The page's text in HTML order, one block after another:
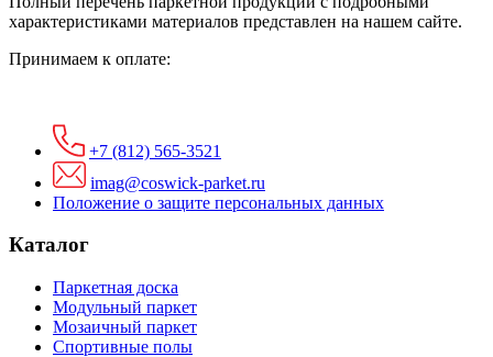
характеристиками материалов представлен на нашем сайте.
Принимаем к оплате:
+7 (812) 565-3521
imag@coswick-parket.ru
Положение о защите персональных данных
Каталог
Паркетная доска
Модульный паркет
Мозаичный паркет
Спортивные полы